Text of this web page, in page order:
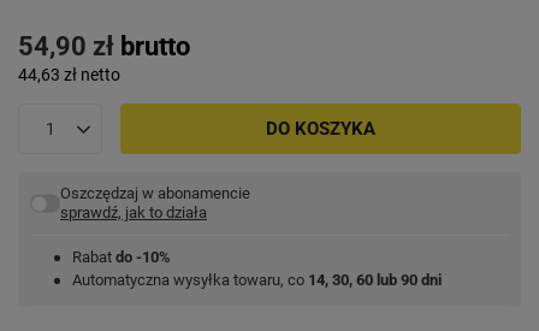
54,90 zł brutto
44,63 zł netto
DO KOSZYKA
Oszczędzaj w abonamencie
sprawdź, jak to działa
Rabat do -10%
Automatyczna wysyłka towaru, co 14, 30, 60 lub 90 dni